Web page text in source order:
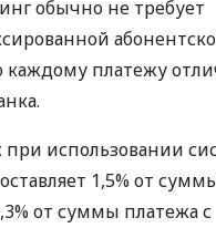
обычно не требует
каждому платежу
при использовании
1,5% от
от суммы платежа с